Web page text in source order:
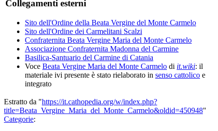
Collegamenti esterni
Sito dell'Ordine della Beata Vergine del Monte Carmelo
Sito dell'Ordine dei Carmelitani Scalzi
Confraternita Beata Vergine Maria del Monte Carmelo
Associazione Confraternita Madonna del Carmine
Basilica-Santuario del Carmine di Catania
Voce Beata Vergine Maria del Monte Carmelo di it.wiki: il
materiale ivi presente è stato rielaborato in senso cattolico e
integrato
Estratto da "https://it.cathopedia.org/w/index.php?
title=Beata_Vergine_Maria_del_Monte_Carmelo&oldid=450948"
Categorie: